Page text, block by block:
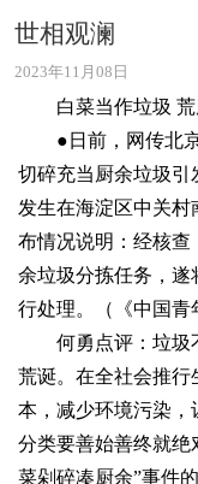
世相观澜
2023年11月08日
白菜当作垃圾
●日前，网传北
切碎充当厨余垃圾引
发生在海淀区中关
布情况说明：经核查
余垃圾分拣任务，遂
行处理。（《中国青
何勇点评：垃圾
荒诞。在全社会推行
本，减少环境污染，
分类要善始善终就绝
菜剁碎凑厨余”事件